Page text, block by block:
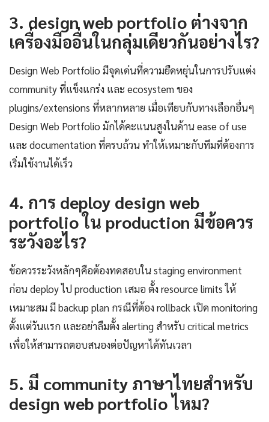
3. design web portfolio ต่างจาก
เครื่องมืออื่นในกลุ่มเดียวกันอย่างไร?
Design Web Portfolio มีจุดเด่นที่ความยืดหยุ่นในการปรับแต่ง
community ที่แข็งแกร่ง และ ecosystem ของ
plugins/extensions ที่หลากหลาย เมื่อเทียบกับทางเลือกอื่นๆ
Design Web Portfolio มักได้คะแนนสูงในด้าน ease of use
และ documentation ที่ครบถ้วน ทำให้เหมาะกับทีมที่ต้องการ
เริ่มใช้งานได้เร็ว
4. การ deploy design web
portfolio ใน production มีข้อควร
ระวังอะไร?
ข้อควรระวังหลักๆคือต้องทดสอบใน staging environment
ก่อน deploy ไป production เสมอ ตั้ง resource limits ให้
เหมาะสม มี backup plan กรณีที่ต้อง rollback เปิด monitoring
ตั้งแต่วันแรก และอย่าลืมตั้ง alerting สำหรับ critical metrics
เพื่อให้สามารถตอบสนองต่อปัญหาได้ทันเวลา
5. มี community ภาษาไทยสำหรับ
design web portfolio ไหม?